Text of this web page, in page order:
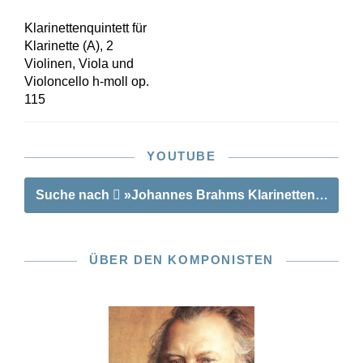
Klarinettenquintett für
Klarinette (A), 2
Violinen, Viola und
Violoncello h-moll op.
115
YOUTUBE
Suche nach »Johannes Brahms
ÜBER DEN KOMPONISTEN